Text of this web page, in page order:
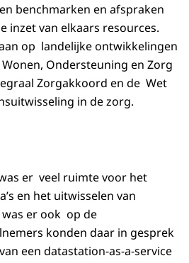
benchmarken en afspraken
inzet van elkaars resources.
op landelijke ontwikkelingen
Ondersteuning en Zorg
Zorgakkoord en de Wet
in de zorg.
er veel ruimte voor het
en het uitwisselen van
er ook op de
konden daar in gesprek
een datastation-as-a-service